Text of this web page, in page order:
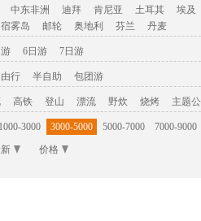
中东非洲 迪拜 肯尼亚 土耳其
埃及
宿雾岛 邮轮 奥地利 芬兰 丹麦
6日游 7日游
行 半自助 包团游
高铁 登山 漂流 野炊 烧烤 主题
1000-3000 3000-5000 5000-7000
7000-9000
价格